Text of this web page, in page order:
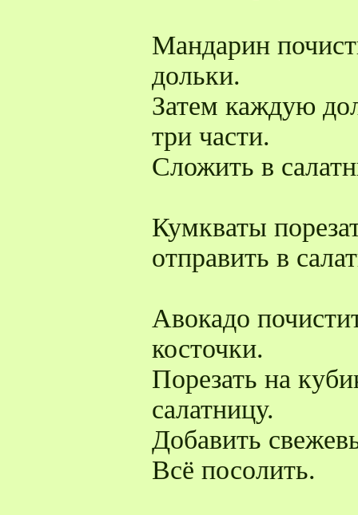
Мандарин
дольки.
Затем каждую
три части.
Сложить в
Кумкваты
отправить в
Авокадо
косточки.
Порезать на
салатницу.
Добавить
Всё посолить.